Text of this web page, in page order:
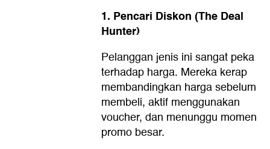
1. Pencari Diskon (The Deal
Hunter)
Pelanggan jenis ini sangat peka
terhadap harga. Mereka kerap
membandingkan harga sebelum
membeli, aktif menggunakan
voucher, dan menunggu momen
promo besar.